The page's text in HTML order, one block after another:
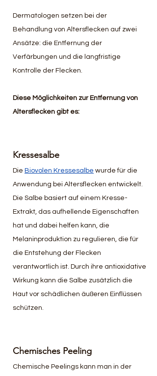
Dermatologen setzen bei der
Behandlung von Altersflecken auf zwei
Ansätze: die Entfernung der
Verfärbungen und die langfristige
Kontrolle der Flecken.
Diese Möglichkeiten zur Entfernung von
Altersflecken gibt es:
Kressesalbe
Die Biovolen Kressesalbe wurde für die
Anwendung bei Altersflecken entwickelt.
Die Salbe basiert auf einem Kresse-
Extrakt, das aufhellende Eigenschaften
hat und dabei helfen kann, die
Melaninproduktion zu regulieren, die für
die Entstehung der Flecken
verantwortlich ist. Durch ihre antioxidative
Wirkung kann die Salbe zusätzlich die
Haut vor schädlichen äußeren Einflüssen
schützen.
Chemisches Peeling
Chemische Peelings kann man in der